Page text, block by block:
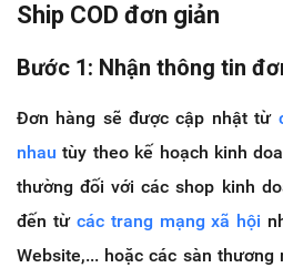
Ship COD đơn giản
Bước 1: Nhận thông tin
Đơn hàng sẽ được cập nhật từ
nhau tùy theo kế hoạch kinh
thường đối với các shop kinh
đến từ các trang mạng xã hội
Website,... hoặc các sàn